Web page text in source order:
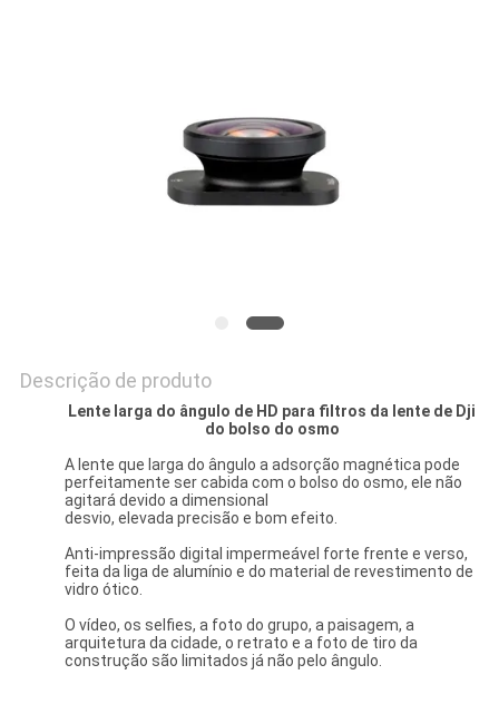
Descrição de produto
Lente larga do ângulo de HD para filtros da lente de Dji
do bolso do osmo
A lente que larga do ângulo a adsorção magnética pode
perfeitamente ser cabida com o bolso do osmo, ele não
agitará devido a dimensional
desvio, elevada precisão e bom efeito.
Anti-impressão digital impermeável forte frente e verso,
feita da liga de alumínio e do material de revestimento de
vidro ótico.
O vídeo, os selfies, a foto do grupo, a paisagem, a
arquitetura da cidade, o retrato e a foto de tiro da
construção são limitados já não pelo ângulo.